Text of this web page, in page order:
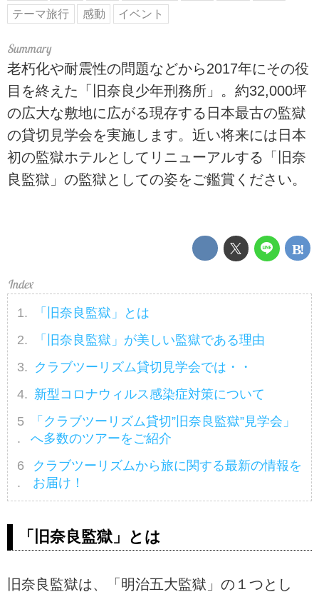
テーマ旅行
感動 イベント
老朽化や耐震性の問題などから2017年にその役
目を終えた「旧奈良少年刑務所」。約32,000坪
の広大な敷地に広がる現存する日本最古の監獄
の貸切見学会を実施します。近い将来には日本
初の監獄ホテルとしてリニューアルする「旧奈
良監獄」の監獄としての姿をご鑑賞ください。
「旧奈良監獄」とは
「旧奈良監獄」が美しい監獄である理由
クラブツーリズム貸切見学会では・・
新型コロナウィルス感染症対策について
「クラブツーリズム貸切”旧奈良監獄”見学会」
へ多数のツアーをご紹介
クラブツーリズムから旅に関する最新の情報を
お届け！
「旧奈良監獄」とは
旧奈良監獄は、「明治五大監獄」の１つとし